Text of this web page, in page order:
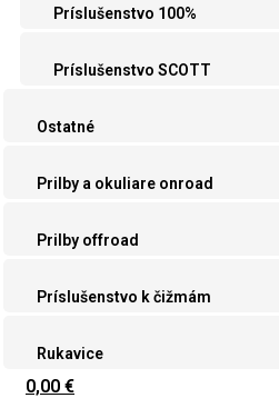
Príslušenstvo 100%
Príslušenstvo SCOTT
Ostatné
Prilby a okuliare onroad
Prilby offroad
Príslušenstvo k čižmám
Rukavice
0,00 €